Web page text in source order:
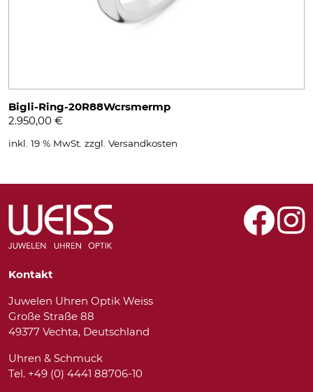
Bigli-Ring-20R88Wcrsmermp
2.950,00 €
inkl. 19 % MwSt. zzgl. Versandkosten
Kontakt
Juwelen Uhren Optik Weiss
Große Straße 88
49377 Vechta, Deutschland
Uhren & Schmuck
Tel. +49 (0) 4441 88706-10